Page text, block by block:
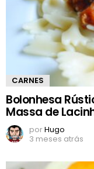
CARNES
Bolonhesa
Massa de
porHugo
3 meses atrás